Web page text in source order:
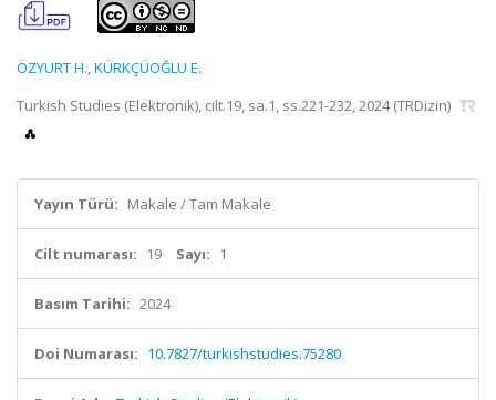
ÖZYURT H.,KÜRKÇÜOĞLU E.
Turkish Studies (Elektronik), cilt.19, sa.1, ss.221-232, 2024 (TRDizin)
Yayın Türü: Makale / Tam Makale
Cilt numarası: 19 Sayı: 1
Basım Tarihi: 2024
Doi Numarası: 10.7827/turkishstudies.75280